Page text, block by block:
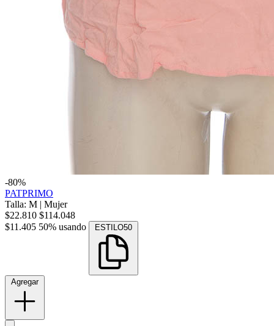
-80%
PATPRIMO
Talla: M | Mujer
$22.810 $114.048
$11.405 50% usando ESTILO50
Agregar